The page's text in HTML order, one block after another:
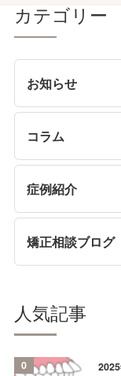
カテゴリー
お知らせ
コラム
症例紹介
矯正相談ブログ
人気記事
0